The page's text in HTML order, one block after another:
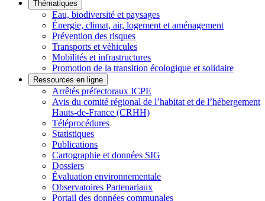
Thématiques
Eau, biodiversité et paysages
Énergie, climat, air, logement et aménagement
Prévention des risques
Transports et véhicules
Mobilités et infrastructures
Promotion de la transition écologique et solidaire
Ressources en ligne
Arrêtés préfectoraux ICPE
Avis du comité régional de l’habitat et de l’hébergement
Hauts-de-France (CRHH)
Téléprocédures
Statistiques
Publications
Cartographie et données SIG
Dossiers
Évaluation environnementale
Observatoires Partenariaux
Portail des données communales